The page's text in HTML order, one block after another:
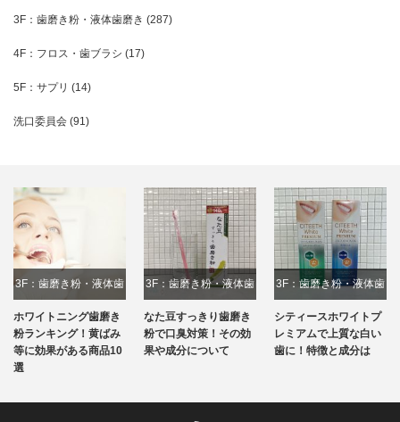
3F：歯磨き粉・液体歯磨き (287)
4F：フロス・歯ブラシ (17)
5F：サプリ (14)
洗口委員会 (91)
歯磨き粉・液体歯
磨き
イトニング歯磨き
キング！黄ばみ
効果がある商品10
3F：歯磨き粉・液体歯
磨き
なた豆すっきり歯磨き
粉で口臭対策！その効
果や成分について
3F：歯磨き粉・液体歯
磨き
シティースホワイトプ
レミアムで上質な白い
歯に！特徴と成分は
2F：
お口
スケ